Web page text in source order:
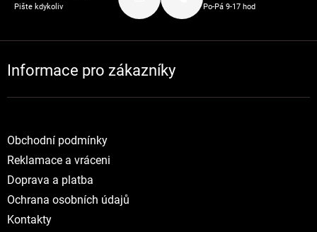
Pište kdykoliv Po-Pá 9-17 hod
Informace pro zákazníky
Obchodní podmínky
Reklamace a vráceni
Doprava a platba
Ochrana osobních údajů
Kontakty